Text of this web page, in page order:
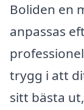
Boliden en
anpassas
trygg i att
sitt bästa